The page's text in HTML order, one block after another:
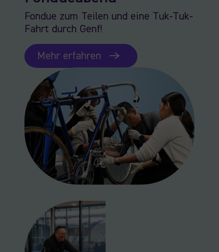
Fondue zum Teilen und eine Tuk-Tuk-
Fahrt durch Genf!
Mehr erfahren